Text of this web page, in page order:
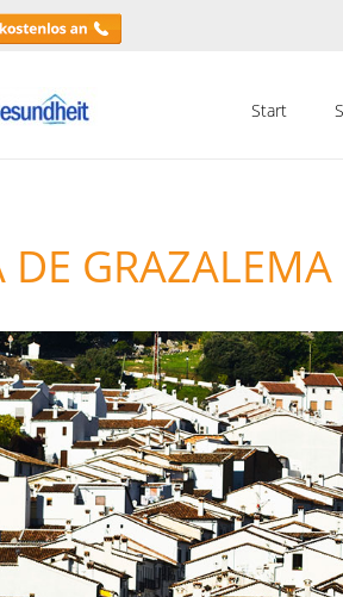
Start
DE GRAZALEMA